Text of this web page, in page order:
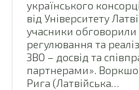
українського
від Університету
учасники обговорили
регулювання та
ЗВО – досвід та
партнерами».
Рига (Латвійська…